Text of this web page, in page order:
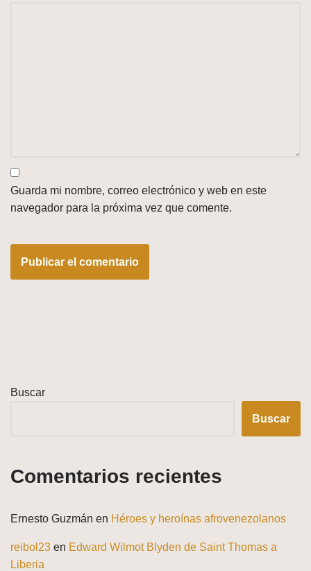
Guarda mi nombre, correo electrónico y web en este
navegador para la próxima vez que comente.
Buscar
Buscar
Comentarios recientes
Ernesto Guzmán en Héroes y heroínas afrovenezolanos
reibol23 en Edward Wilmot Blyden de Saint Thomas a
Liberia